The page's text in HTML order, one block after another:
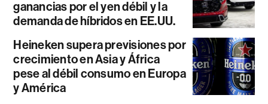
ganancias por el yen débil y la
demanda de híbridos en EE.UU.
Heineken supera previsiones por
crecimiento en Asia y África
pese al débil consumo en Europa
y América